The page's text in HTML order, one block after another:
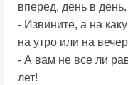
вперед, день в день.
- Извините, а на
на утро или на
- А вам не все ли
лет!